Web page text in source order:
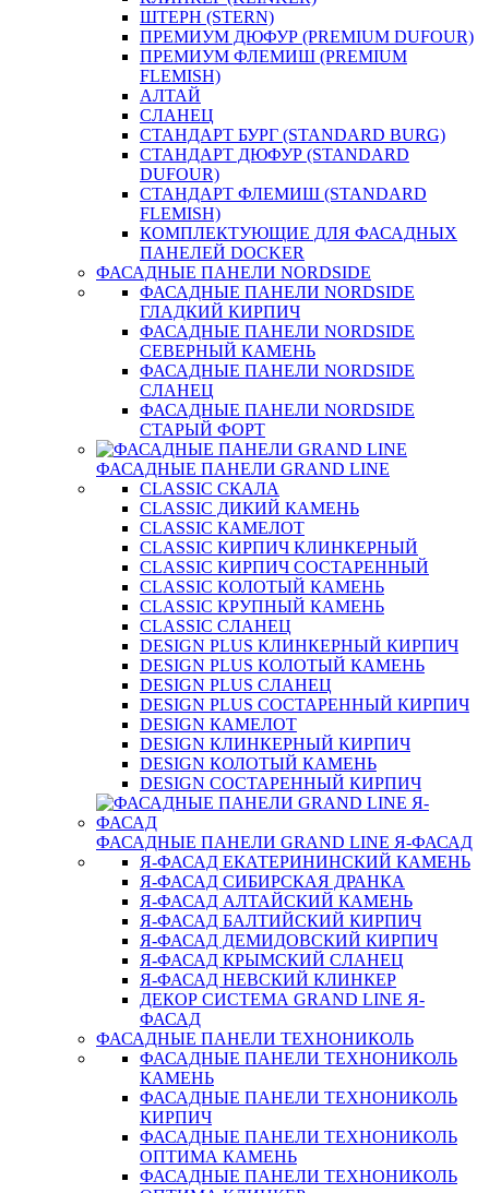
ШТЕРН (STERN)
ПРЕМИУМ ДЮФУР (PREMIUM DUFOUR)
ПРЕМИУМ ФЛЕМИШ (PREMIUM
FLEMISH)
АЛТАЙ
СЛАНЕЦ
СТАНДАРТ БУРГ (STANDARD BURG)
СТАНДАРТ ДЮФУР (STANDARD
DUFOUR)
СТАНДАРТ ФЛЕМИШ (STANDARD
FLEMISH)
КОМПЛЕКТУЮЩИЕ ДЛЯ ФАСАДНЫХ
ПАНЕЛЕЙ DOCKER
ФАСАДНЫЕ ПАНЕЛИ NORDSIDE
ФАСАДНЫЕ ПАНЕЛИ NORDSIDE
ГЛАДКИЙ КИРПИЧ
ФАСАДНЫЕ ПАНЕЛИ NORDSIDE
СЕВЕРНЫЙ КАМЕНЬ
ФАСАДНЫЕ ПАНЕЛИ NORDSIDE
СЛАНЕЦ
ФАСАДНЫЕ ПАНЕЛИ NORDSIDE
СТАРЫЙ ФОРТ
ФАСАДНЫЕ ПАНЕЛИ GRAND LINE
CLASSIC СКАЛА
CLASSIC ДИКИЙ КАМЕНЬ
CLASSIC КАМЕЛОТ
CLASSIC КИРПИЧ КЛИНКЕРНЫЙ
CLASSIC КИРПИЧ СОСТАРЕННЫЙ
CLASSIC КОЛОТЫЙ КАМЕНЬ
CLASSIC КРУПНЫЙ КАМЕНЬ
CLASSIC СЛАНЕЦ
DESIGN PLUS КЛИНКЕРНЫЙ КИРПИЧ
DESIGN PLUS КОЛОТЫЙ КАМЕНЬ
DESIGN PLUS СЛАНЕЦ
DESIGN PLUS СОСТАРЕННЫЙ КИРПИЧ
DESIGN КАМЕЛОТ
DESIGN КЛИНКЕРНЫЙ КИРПИЧ
DESIGN КОЛОТЫЙ КАМЕНЬ
DESIGN СОСТАРЕННЫЙ КИРПИЧ
ФАСАДНЫЕ ПАНЕЛИ GRAND LINE Я-ФАСАД
Я-ФАСАД ЕКАТЕРИНИНСКИЙ КАМЕНЬ
Я-ФАСАД СИБИРСКАЯ ДРАНКА
Я-ФАСАД АЛТАЙСКИЙ КАМЕНЬ
Я-ФАСАД БАЛТИЙСКИЙ КИРПИЧ
Я-ФАСАД ДЕМИДОВСКИЙ КИРПИЧ
Я-ФАСАД КРЫМСКИЙ СЛАНЕЦ
Я-ФАСАД НЕВСКИЙ КЛИНКЕР
ДЕКОР СИСТЕМА GRAND LINE Я-
ФАСАД
ФАСАДНЫЕ ПАНЕЛИ ТЕХНОНИКОЛЬ
ФАСАДНЫЕ ПАНЕЛИ ТЕХНОНИКОЛЬ
КАМЕНЬ
ФАСАДНЫЕ ПАНЕЛИ ТЕХНОНИКОЛЬ
КИРПИЧ
ФАСАДНЫЕ ПАНЕЛИ ТЕХНОНИКОЛЬ
ОПТИМА КАМЕНЬ
ФАСАДНЫЕ ПАНЕЛИ ТЕХНОНИКОЛЬ